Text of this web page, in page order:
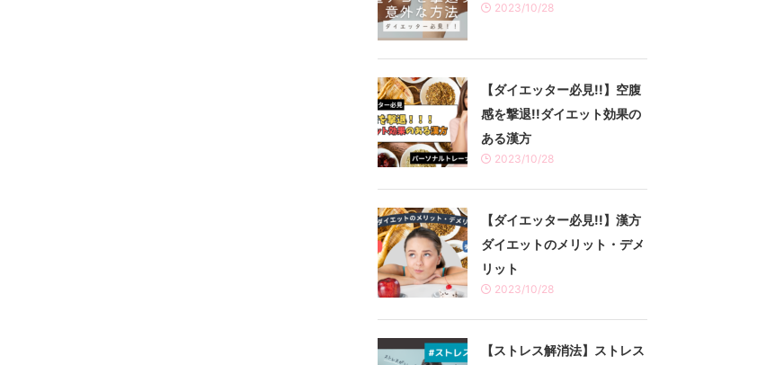
2023/10/28
【ダイエッター必見!!】空腹
感を撃退!!ダイエット効果の
ある漢方
2023/10/28
【ダイエッター必見!!】漢方
ダイエットのメリット・デメ
リット
2023/10/28
【ストレス解消法】ストレス